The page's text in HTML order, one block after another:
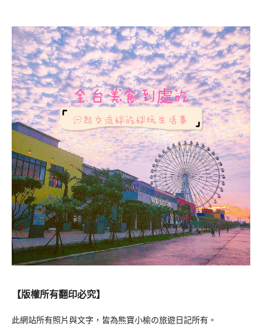
【版權所有翻印必究】
此網站所有照片與文字，皆為熊寶小榆の旅遊日記所有。